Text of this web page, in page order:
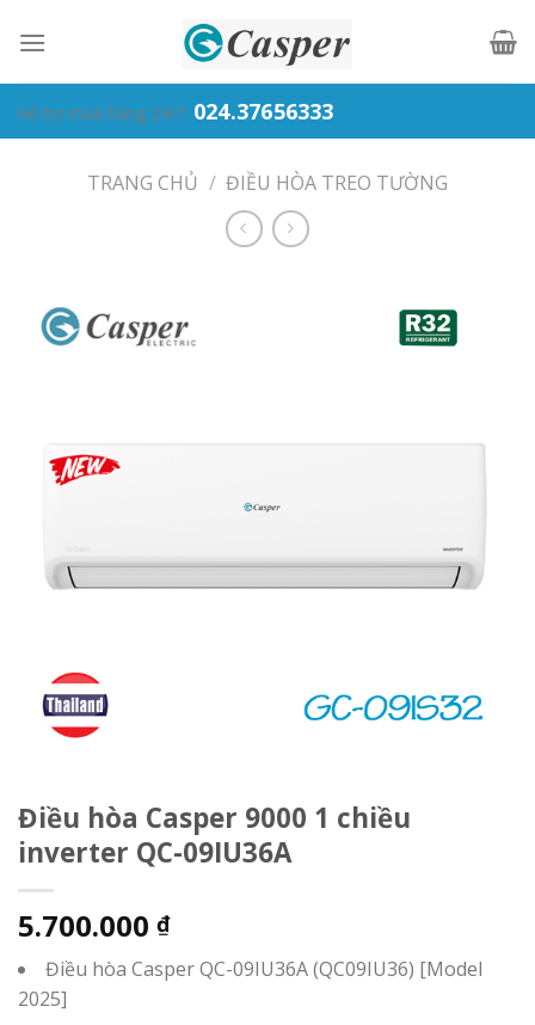
Hỗ trợ mua hàng 24/7: 024.37656333
TRANG CHỦ / ĐIỀU HÒA TREO TƯỜNG
Điều hòa Casper 9000 1 chiều
inverter QC-09IU36A
5.700.000 ₫
Điều hòa Casper QC-09IU36A (QC09IU36) [Model
2025]